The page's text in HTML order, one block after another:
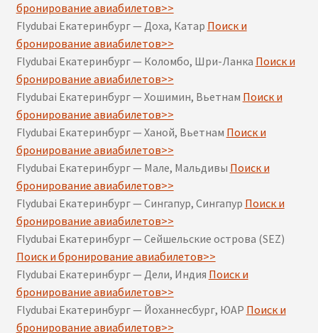
бронирование авиабилетов>>
Flydubai Екатеринбург — Доха, Катар Поиск и
бронирование авиабилетов>>
Flydubai Екатеринбург — Коломбо, Шри-Ланка Поиск и
бронирование авиабилетов>>
Flydubai Екатеринбург — Хошимин, Вьетнам Поиск и
бронирование авиабилетов>>
Flydubai Екатеринбург — Ханой, Вьетнам Поиск и
бронирование авиабилетов>>
Flydubai Екатеринбург — Мале, Мальдивы Поиск и
бронирование авиабилетов>>
Flydubai Екатеринбург — Сингапур, Сингапур Поиск и
бронирование авиабилетов>>
Flydubai Екатеринбург — Сейшельские острова (SEZ)
Поиск и бронирование авиабилетов>>
Flydubai Екатеринбург — Дели, Индия Поиск и
бронирование авиабилетов>>
Flydubai Екатеринбург — Йоханнесбург, ЮАР Поиск и
бронирование авиабилетов>>